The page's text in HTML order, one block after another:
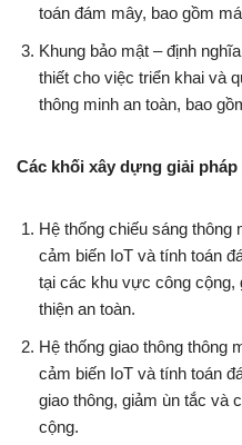
toán đám mây, bao gồm
Khung bảo mật – định
thiết cho việc triển khai và
thông minh an toàn, bao
Các khối xây dựng giải pháp
Hệ thống chiếu sáng thông
cảm biến IoT và tính toán
tại các khu vực công cộng,
thiện an toàn.
Hệ thống giao thông thông
cảm biến IoT và tính toán
giao thông, giảm ùn tắc và
cộng.